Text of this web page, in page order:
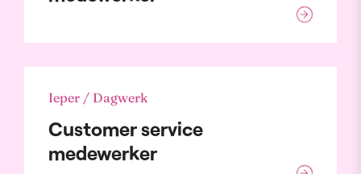
Ieper / Dagwerk
Customer service
medewerker